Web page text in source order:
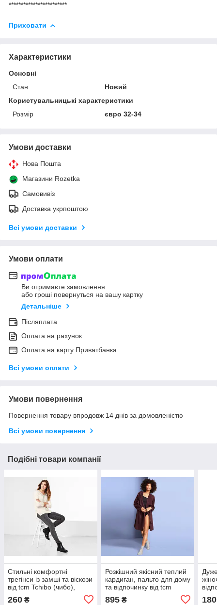
************************
Приховати
Характеристики
Основні
Стан
Новий
Користувальницькі характеристики
Розмір
євро 32-34
Умови доставки
Нова Пошта
Магазини Rozetka
Самовивіз
Доставка укрпоштою
Всі умови доставки
Умови оплати
Ви отримаєте замовлення
або гроші повернуться на вашу картку
Детальніше
Післяплата
Оплата на рахунок
Оплата на карту Приватбанка
Всі умови оплати
Умови повернення
Повернення товару впродовж 14 днів за домовленістю
Всі умови повернення
Подібні товари компанії
Стильні комфортні
трегінси із замші та віскози
від tcm Tchibo (чибо),
Німеччина, розмір XXS-XS
260 ₴
Розкішний якісний теплий
кардиган, пальто для дому
та відпочинку від tcm
tchibo Чібо, Німеччина,S-
XL
895₴ 180